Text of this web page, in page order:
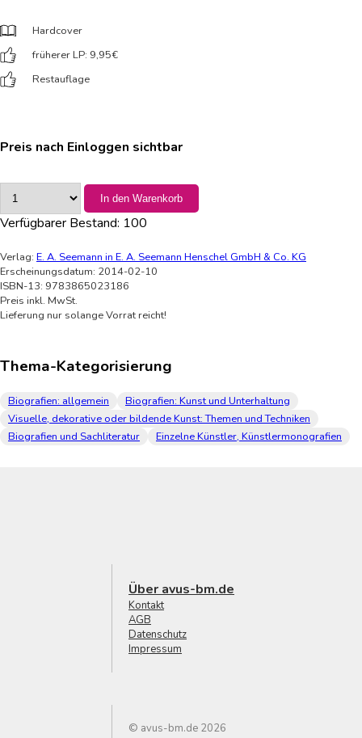
Hardcover
früherer LP: 9,95€
Restauflage
Preis nach Einloggen sichtbar
In den Warenkorb
Verfügbarer Bestand: 100
Verlag: E. A. Seemann in E. A. Seemann Henschel GmbH & Co. KG
Erscheinungsdatum: 2014-02-10
ISBN-13: 9783865023186
Preis inkl. MwSt.
Lieferung nur solange Vorrat reicht!
Thema-Kategorisierung
Biografien: allgemein
Biografien: Kunst und Unterhaltung
Visuelle, dekorative oder bildende Kunst: Themen und Techniken
Biografien und Sachliteratur
Einzelne Künstler, Künstlermonografien
Über avus-bm.de
Kontakt
AGB
Datenschutz
Impressum
© avus-bm.de 2026